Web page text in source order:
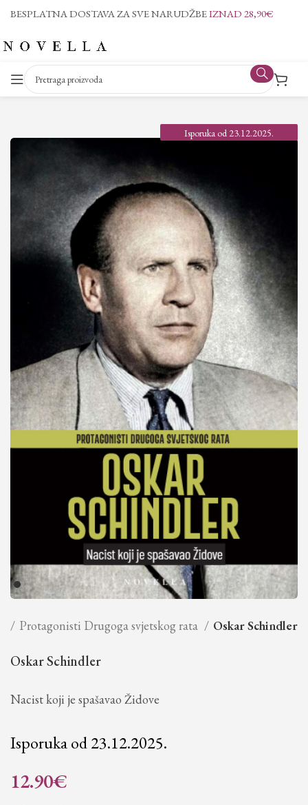
BESPLATNA DOSTAVA ZA SVE NARUDŽBEIZNAD 28,90€
Isporuka od 23.12.2025.
Protagonisti Drugoga svjetskog rata Oskar Schindler
Oskar Schindler
Nacist koji je spašavao Židove
Isporuka od 23.12.2025.
12.90€